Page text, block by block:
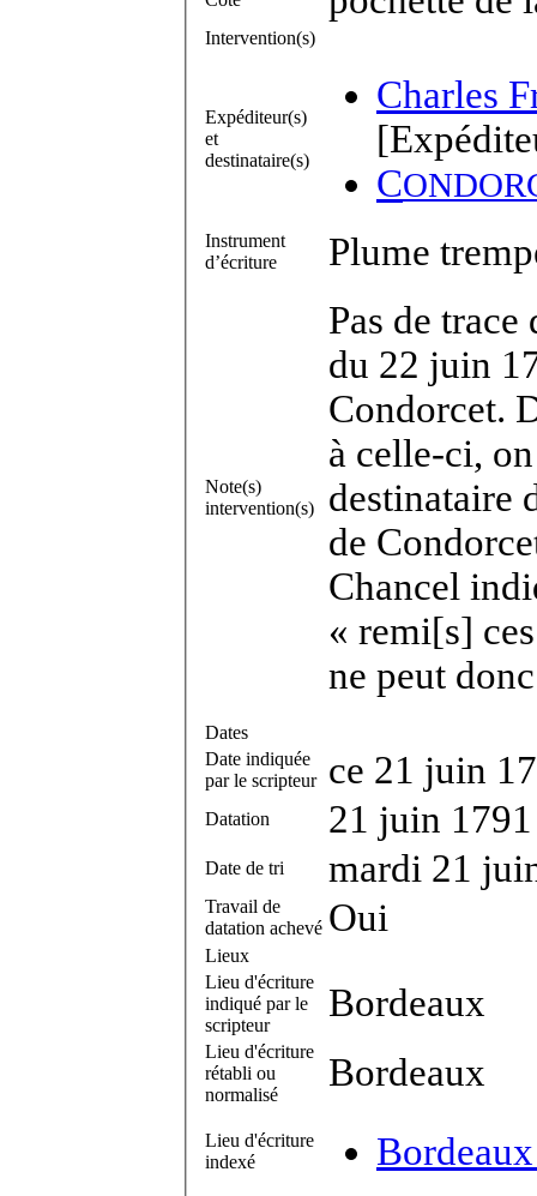
Intervention(s)
Expéditeur(s)
et
destinataire(s)
Charles
C
Instrument
d’écriture
Plume
Note(s)
intervention(s)
Pas de
du 22 juin
Condorcet.
à celle-ci,
destinataire
de
Chancel
« remi[s]
ne peut
Dates
Date indiquée
par le scripteur
ce 21 juin
Datation 21 juin 1791
Date de tri mardi 21
Travail de
datation achevé Oui
Lieux
Lieu d'écriture
indiqué par le
scripteur
Bordeaux
Lieu d'écriture
rétabli ou
normalisé
Bordeaux
Lieu d'écriture
indexé